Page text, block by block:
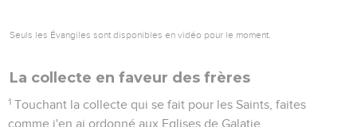
Seuls les Évangiles sont disponibles en vidéo pour le moment.
La collecte en faveur des frères
1 Touchant la collecte qui se fait pour les Saints, faites
comme j'en ai ordonné aux Eglises de Galatie.